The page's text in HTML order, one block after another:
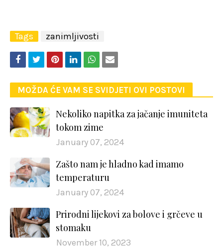
Tags zanimljivosti
MOŽDA ĆE VAM SE SVIDJETI OVI POSTOVI
Nekoliko napitka za jačanje imuniteta
tokom zime
January 07, 2024
Zašto nam je hladno kad imamo
temperaturu
January 07, 2024
Prirodni lijekovi za bolove i grčeve u
stomaku
November 10, 2023